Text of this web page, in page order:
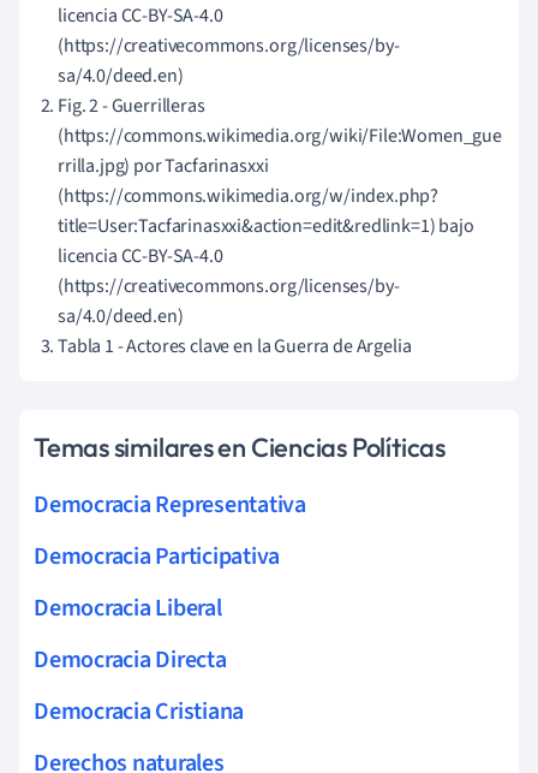
licencia CC-BY-SA-4.0
(https://creativecommons.org/licenses/by-
sa/4.0/deed.en)
Fig. 2 - Guerrilleras
(https://commons.wikimedia.org/wiki/File:Women_gue
rrilla.jpg) por Tacfarinasxxi
(https://commons.wikimedia.org/w/index.php?
title=User:Tacfarinasxxi&action=edit&redlink=1) bajo
licencia CC-BY-SA-4.0
(https://creativecommons.org/licenses/by-
sa/4.0/deed.en)
Tabla 1 - Actores clave en la Guerra de Argelia
Temas similares en Ciencias Políticas
Democracia Representativa
Democracia Participativa
Democracia Liberal
Democracia Directa
Democracia Cristiana
Derechos naturales